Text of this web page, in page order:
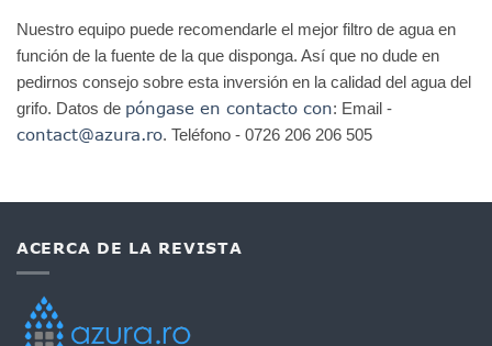
Nuestro equipo puede recomendarle el mejor filtro de agua en
función de la fuente de la que disponga. Así que no dude en
pedirnos consejo sobre esta inversión en la calidad del agua del
grifo. Datos de póngase en contacto con: Email -
contact@azura.ro. Teléfono - 0726 206 206 505
ACERCA DE LA REVISTA